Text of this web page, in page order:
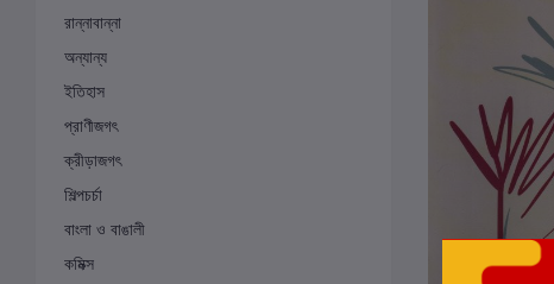
রান্নাবান্না
অন্যান্য
ইতিহাস
প্রাণীজগৎ
ক্রীড়াজগৎ
শিল্পচর্চা
বাংলা ও বাঙালী
কমিক্স